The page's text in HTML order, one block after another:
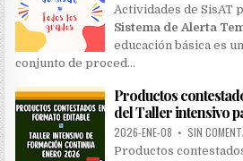
Actividades de SisAT
Sistema de Alerta
educación básica es
conjunto de proced…
Productos
del Taller intensivo
2026-ENE-08 • SIN
Productos